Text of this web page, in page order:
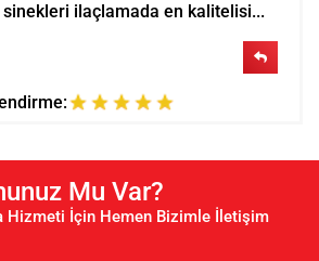
sinekleri ilaçlamada en kalitelisi...
Mu Var?
Hizmeti İçin Hemen Bizimle İletişim